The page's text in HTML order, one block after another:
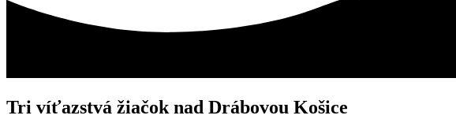
Tri víťazstvá žiačok nad Drábovou Košice